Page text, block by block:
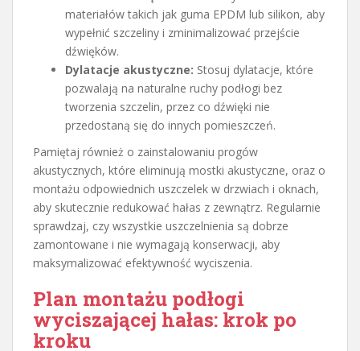
materiałów takich jak guma EPDM lub silikon, aby
wypełnić szczeliny i zminimalizować przejście
dźwięków.
Dylatacje akustyczne: Stosuj dylatacje, które
pozwalają na naturalne ruchy podłogi bez
tworzenia szczelin, przez co dźwięki nie
przedostaną się do innych pomieszczeń.
Pamiętaj również o zainstalowaniu progów
akustycznych, które eliminują mostki akustyczne, oraz o
montażu odpowiednich uszczelek w drzwiach i oknach,
aby skutecznie redukować hałas z zewnątrz. Regularnie
sprawdzaj, czy wszystkie uszczelnienia są dobrze
zamontowane i nie wymagają konserwacji, aby
maksymalizować efektywność wyciszenia.
Plan montażu podłogi
wyciszającej hałas: krok po
kroku